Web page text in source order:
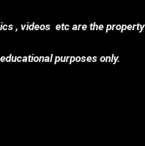
, videos etc are the
purposes only.